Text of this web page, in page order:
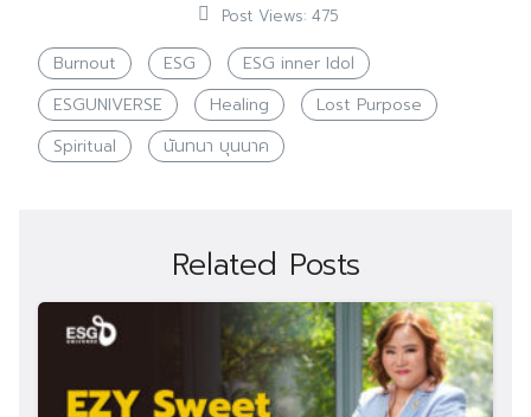
Post Views: 475
Burnout ESG
ESG inner Idol
ESGUNIVERSE
Healing
Lost Purpose
Spiritual
นันทนา บุนนาค
Related Posts